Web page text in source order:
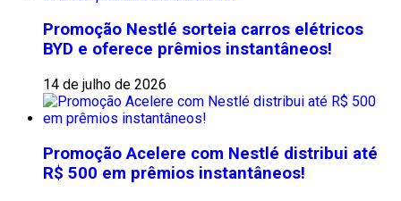
Promoção Nestlé sorteia carros elétricos
BYD e oferece prêmios instantâneos!
14 de julho de 2026
Promoção Acelere com Nestlé distribui até
R$ 500 em prêmios instantâneos!